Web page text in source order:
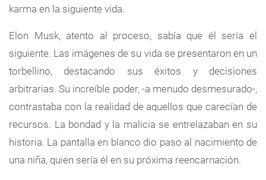
karma en la siguiente vida.
Elon Musk, atento al proceso, sabía que él sería el
siguiente. Las imágenes de su vida se presentaron en un
torbellino, destacando sus éxitos y decisiones
arbitrarias. Su increíble poder, -a menudo desmesurado-,
contrastaba con la realidad de aquellos que carecían de
recursos. La bondad y la malicia se entrelazaban en su
historia. La pantalla en blanco dio paso al nacimiento de
una niña, quien sería él en su próxima reencarnación.